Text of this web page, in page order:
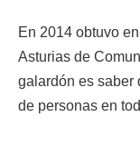
En 2014 obtuvo
Asturias de
galardón es saber
de personas en